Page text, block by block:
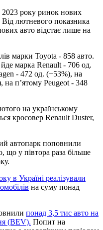
2023 року ринок нових
лютневого показника
авто відстає лише на
марки Toyota - 858 авто.
марка Renault - 706 од.
- 472 од. (+53%), на
на п’ятому Peugeot - 348
на українському
кросовер Renault Duster,
автопарк поповнили
що у півтора раза більше
в Україні реалізували
на суму понад
понад 3,5 тис авто на
(BEV). Попит на